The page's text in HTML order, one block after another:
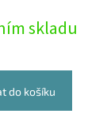
skladu
do košíku